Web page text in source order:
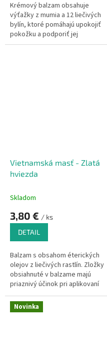
Krémový balzam obsahuje
výťažky z mumia a 12 liečivých
bylín, ktoré pomáhajú upokojiť
pokožku a podporiť jej
prirodzené regeneračné
Vietnamská masť - Zlatá
hviezda
Skladom
3,80 € / ks
DETAIL
Balzam s obsahom éterických
olejov z liečivých rastlín. Zložky
obsiahnuté v balzame majú
priaznivý účinok pri aplikovaní
na kožu pri bolesti kĺbov a
svalov, pri neuralgii, bolesti
hlavy, po uštipnutí hmyzom, pri
Novinka